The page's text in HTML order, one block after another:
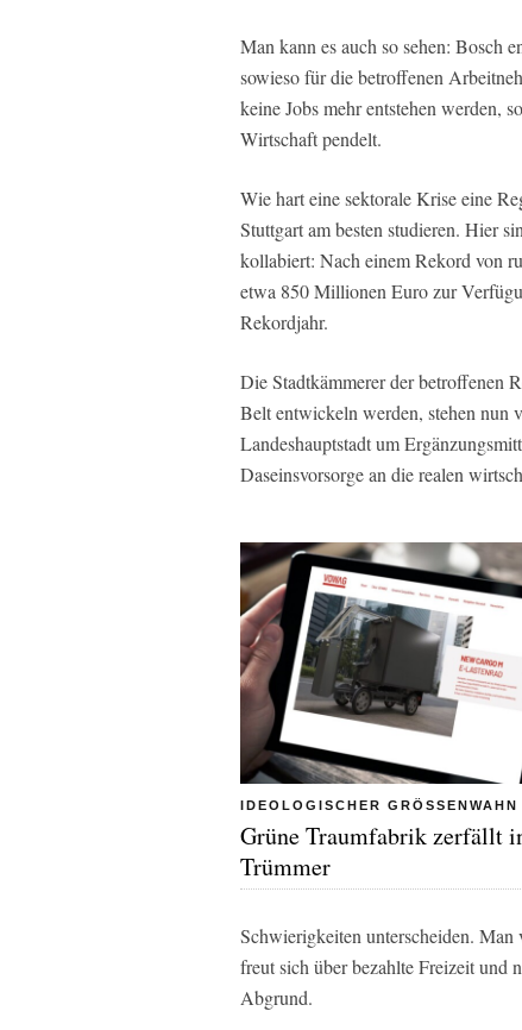
Man kann es auch so sehen: Bosch
sowieso für die betroffenen
keine Jobs mehr entstehen werden,
Wirtschaft pendelt.
Wie hart eine sektorale Krise eine
Stuttgart am besten studieren. Hier
kollabiert: Nach einem Rekord von
etwa 850 Millionen Euro zur
Rekordjahr.
Die Stadtkämmerer der betroffenen
Belt entwickeln werden, stehen nun
Landeshauptstadt um
Daseinsvorsorge an die realen
IDEOLOGISCHER GRÖSSENWAHN
Grüne Traumfabrik zerfällt
Trümmer
Schwierigkeiten unterscheiden. Man
freut sich über bezahlte Freizeit und
Abgrund.